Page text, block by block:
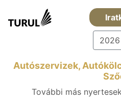
2026
Autószervizek,
További más